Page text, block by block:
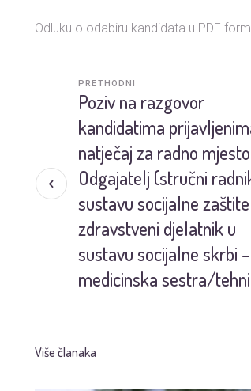
Odluku o odabiru kandidata u PDF
Poziv na razgovor
kandidatima
natječaj za radno
Odgajatelj (stručni
sustavu socijalne
zdravstveni djelatnik u
sustavu socijalne skrbi –
medicinska sestra/
PRETHODNI
Više članaka